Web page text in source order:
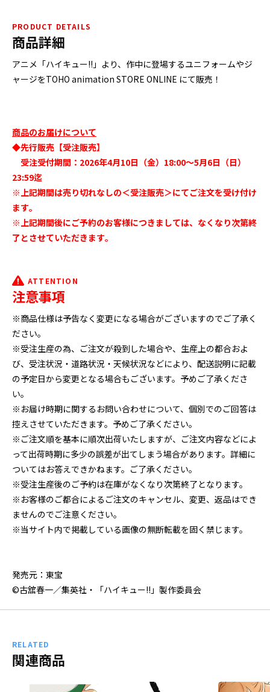
PRODUCT DETAILS
商品詳細
アニメ「ハイキュー!!」より、作中に登場するユニフォームやジ
ャージをTOHO animation STORE ONLINE にて販売！
商品のお届けについて
◆先行販売【受注販売】
受注受付期間：2026年4月10日（金）18:00～5月6日（日）
23:59迄
※上記期間は売り切れなしの＜受注販売＞にてご注文を受け付け
ます｡
※上記期間後にご予約のお客様につきましては、なくなり次第終
了とさせていただきます｡
ATTENTION
注意事項
※商品仕様は予告なく変更になる場合がございますのでご了承く
ださい。
※受注生産の為、ご注文が殺到した場合や、生産上の都合およ
び、受注状況・道路状況・天候状況などにより、配送説明に記載
の予定日から変更となる場合もございます。予めご了承くださ
い。
※お届け時期に関するお問い合わせについて、個別でのご回答は
控えさせていただきます。予めご了承ください。
※ご注文順を基本に順次出荷いたしますが、ご注文内容などによ
って出荷時期に多少の誤差が出てしまう場合があります。詳細に
ついてはお答えできかねます。ご了承ください。
※受注生産後のご予約は在庫がなくなり次第終了となります。
※お客様のご都合によるご注文のキャンセル、変更、返品はでき
ませんのでご注意ください。
※当サイト内で掲載している画像の無断転載を固く禁じます。
発売元：東宝
©古舘春一／集英社・「ハイキュー!!」製作委員会
RELATED
関連商品